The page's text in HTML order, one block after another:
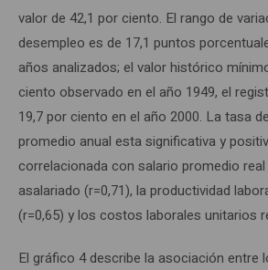
valor de 42,1 por ciento. El rango de
desempleo es de 17,1 puntos
años analizados; el valor histórico
ciento observado en el año 1949, el
19,7 por ciento en el año 2000. La tasa
promedio anual esta significativa y
correlacionada con salario promedio
asalariado (r=0,71), la productividad
(r=0,65) y los costos laborales unitarios
El gráfico 4 describe la asociación entre